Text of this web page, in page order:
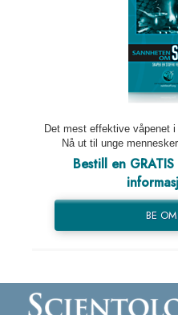
Det mest effektive våpenet
Nå ut til unge
Bestill en GRATIS
BE